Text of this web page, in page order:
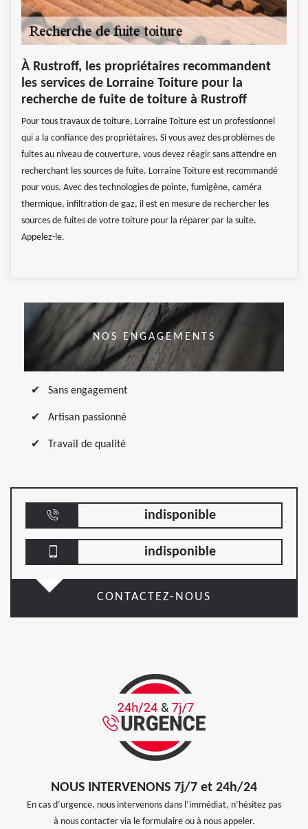
À Rustroff, les propriétaires recommandent
les services de Lorraine Toiture pour la
recherche de fuite de toiture à Rustroff
Pour tous travaux de toiture, Lorraine Toiture est un professionnel
qui a la confiance des propriétaires. Si vous avez des problèmes de
fuites au niveau de couverture, vous devez réagir sans attendre en
recherchant les sources de fuite. Lorraine Toiture est recommandé
pour vous. Avec des technologies de pointe, fumigène, caméra
thermique, infiltration de gaz, il est en mesure de rechercher les
sources de fuites de votre toiture pour la réparer par la suite.
Appelez-le.
NOS ENGAGEMENTS
Sans engagement
Artisan passionné
Travail de qualité
indisponible
indisponible
CONTACTEZ-NOUS
NOUS INTERVENONS 7j/7 et 24h/24
En cas d’urgence, nous intervenons dans l’immédiat, n’hésitez pas
à nous contacter via le formulaire ou à nous appeler.